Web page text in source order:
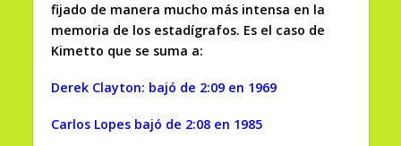
fijado de manera mucho más intensa en la
memoria de los estadígrafos. Es el caso de
Kimetto que se suma a:
Derek Clayton: bajó de 2:09 en 1969
Carlos Lopes bajó de 2:08 en 1985